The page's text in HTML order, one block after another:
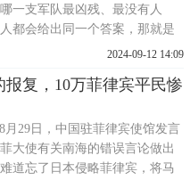
一支军队最凶残、最没有人
都会给出同一个答案，那就是
中，日军对平民烧杀掳掠，对
国际法和战争法，犯下了累累
以七生报国为荣，
2024-09-12 14:09
复，10万菲律宾平民惨
月29日，中国驻菲律宾使馆发言
大使有关南海的错误言论做出
道忘了日本侵略菲律宾，将马